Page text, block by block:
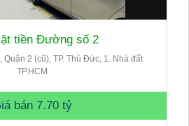
tiền Đường số 2
Quận 2 (cũ), TP. Thủ Đức, 1. Nhà đất
TP.HCM
bán 7.70 tỷ